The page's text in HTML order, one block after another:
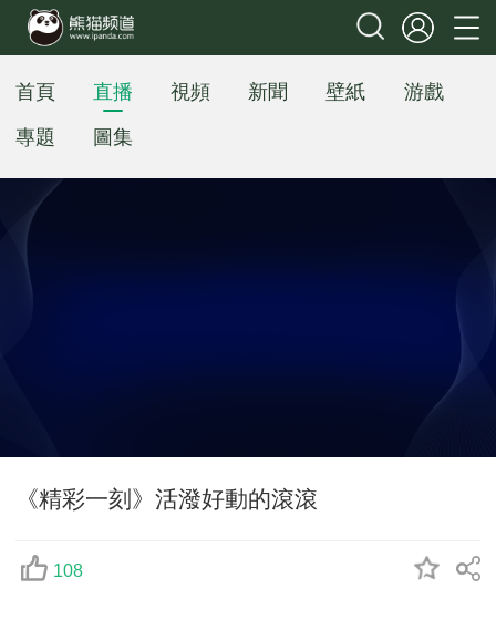
首頁 直播 視頻 新聞 壁紙
游戲
專題
圖集
《精彩一刻》活潑好動的滾滾
108